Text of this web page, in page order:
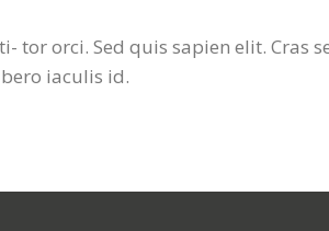
tor orci. Sed quis sapien elit. Cras
iaculis id.